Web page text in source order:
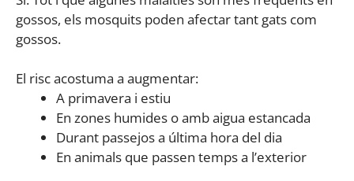
gossos, els mosquits poden afectar tant gats com
gossos.
El risc acostuma a augmentar:
A primavera i estiu
En zones humides o amb aigua estancada
Durant passejos a última hora del dia
En animals que passen temps a l’exterior